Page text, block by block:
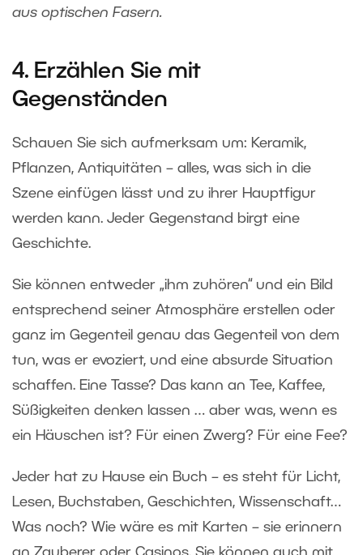
aus optischen Fasern.
4. Erzählen Sie mit
Gegenständen
Schauen Sie sich aufmerksam um: Keramik,
Pflanzen, Antiquitäten – alles, was sich in die
Szene einfügen lässt und zu ihrer Hauptfigur
werden kann. Jeder Gegenstand birgt eine
Geschichte.
Sie können entweder „ihm zuhören“ und ein Bild
entsprechend seiner Atmosphäre erstellen oder
ganz im Gegenteil genau das Gegenteil von dem
tun, was er evoziert, und eine absurde Situation
schaffen. Eine Tasse? Das kann an Tee, Kaffee,
Süßigkeiten denken lassen … aber was, wenn es
ein Häuschen ist? Für einen Zwerg? Für eine Fee?
Jeder hat zu Hause ein Buch – es steht für Licht,
Lesen, Buchstaben, Geschichten, Wissenschaft…
Was noch? Wie wäre es mit Karten – sie erinnern